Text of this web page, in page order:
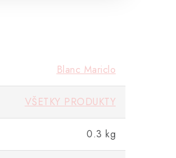
Blanc Mariclo
VŠETKY PRODUKTY
0.3 kg